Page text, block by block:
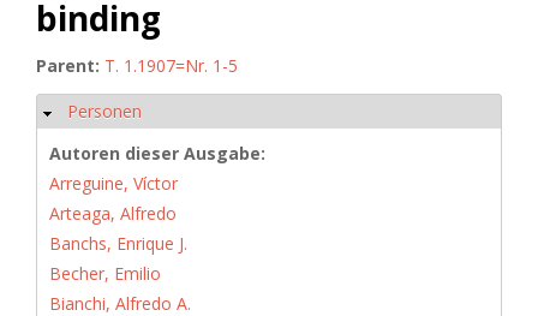
binding
Parent: T. 1.1907=Nr. 1-5
Hide
Personen
Autoren dieser Ausgabe:
Arreguine, Víctor
Arteaga, Alfredo
Banchs, Enrique J.
Becher, Emilio
Bianchi, Alfredo A.